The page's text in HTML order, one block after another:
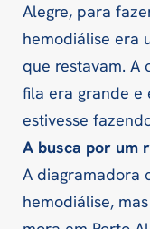
Alegre, para
hemodiálise era
que restavam. A
fila era grande e
estivesse
A busca por um
A diagramadora
hemodiálise,